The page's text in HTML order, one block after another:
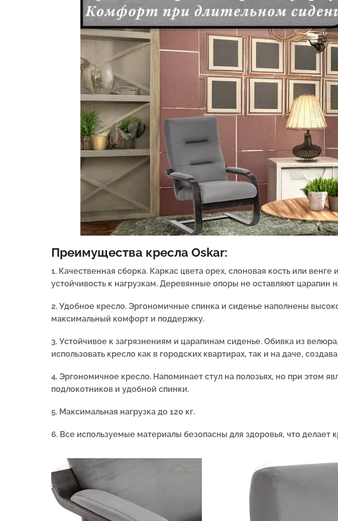
Преимущества кресла Oskar:
1. Качественная сборка. Каркас цвета орех, слоновая кость или
устойчивость к нагрузкам. Деревянные опоры не оставляют царапин
2. Удобное кресло. Эргономичные спинка и сиденье наполнены
максимальный комфорт и поддержку.
3. Устойчивое к загрязнениям и царапинам сиденье. Обивка из
использовать кресло как в городских квартирах, так и на даче,
4. Эргономичное кресло. Напоминает стул на полозьях, но при этом
подлокотников и удобной спинки.
5. Максимальная нагрузка до 120 кг.
6. Все используемые материалы безопасны для здоровья, что